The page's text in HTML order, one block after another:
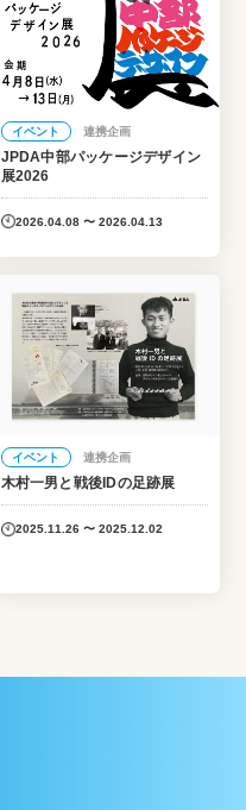
イベント 連携企画
JPDA中部パッケージデザイン
展2026
2026.04.08 〜 2026.04.13
イベント 連携企画
木村一男と戦後IDの足跡展
2025.11.26 〜 2025.12.02